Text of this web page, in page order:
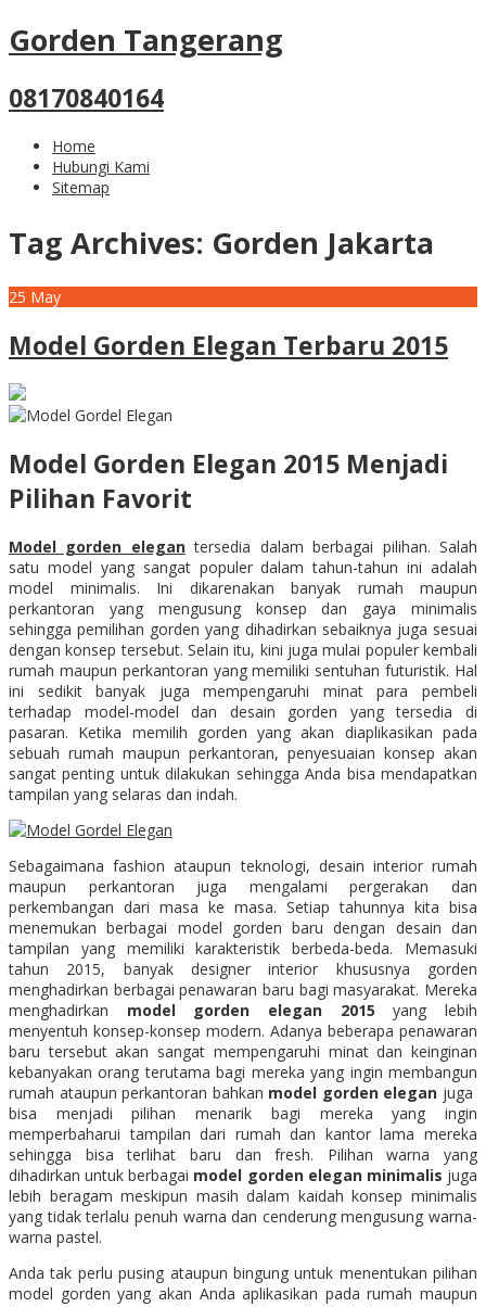
Gorden Tangerang
08170840164
Home
Hubungi Kami
Sitemap
Tag Archives: Gorden Jakarta
25 May
Model Gorden Elegan Terbaru 2015
Model Gorden Elegan 2015 Menjadi
Pilihan Favorit
Model gorden elegantersedia dalam berbagai pilihan. Salah
satu model yang sangat populer dalam tahun-tahun ini adalah
model minimalis. Ini dikarenakan banyak rumah maupun
perkantoran yang mengusung konsep dan gaya minimalis
sehingga pemilihan gorden yang dihadirkan sebaiknya juga sesuai
dengan konsep tersebut. Selain itu, kini juga mulai populer kembali
rumah maupun perkantoran yang memiliki sentuhan futuristik. Hal
ini sedikit banyak juga mempengaruhi minat para pembeli
terhadap model-model dan desain gorden yang tersedia di
pasaran. Ketika memilih gorden yang akan diaplikasikan pada
sebuah rumah maupun perkantoran, penyesuaian konsep akan
sangat penting untuk dilakukan sehingga Anda bisa mendapatkan
tampilan yang selaras dan indah.
Sebagaimana fashion ataupun teknologi, desain interior rumah
maupun perkantoran juga mengalami pergerakan dan
perkembangan dari masa ke masa. Setiap tahunnya kita bisa
menemukan berbagai model gorden baru dengan desain dan
tampilan yang memiliki karakteristik berbeda-beda. Memasuki
tahun 2015, banyak designer interior khususnya gorden
menghadirkan berbagai penawaran baru bagi masyarakat. Mereka
menghadirkan model gorden elegan 2015 yang lebih
menyentuh konsep-konsep modern. Adanya beberapa penawaran
baru tersebut akan sangat mempengaruhi minat dan keinginan
kebanyakan orang terutama bagi mereka yang ingin membangun
rumah ataupun perkantoran bahkan model gorden elegan juga
bisa menjadi pilihan menarik bagi mereka yang ingin
memperbaharui tampilan dari rumah dan kantor lama mereka
sehingga bisa terlihat baru dan fresh. Pilihan warna yang
dihadirkan untuk berbagai model gorden elegan minimalis juga
lebih beragam meskipun masih dalam kaidah konsep minimalis
yang tidak terlalu penuh warna dan cenderung mengusung warna-
warna pastel.
Anda tak perlu pusing ataupun bingung untuk menentukan pilihan
model gorden yang akan Anda aplikasikan pada rumah maupun